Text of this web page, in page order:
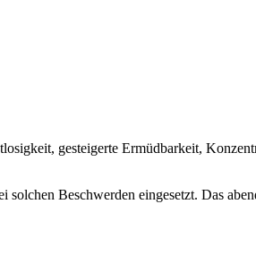
gesteigerte Ermüdbarkeit,
Beschwerden eingesetzt. Das